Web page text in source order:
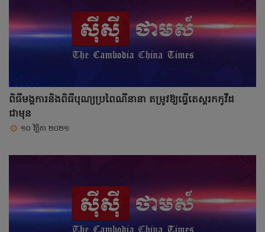
ពិធីមង្គការនិងពិធីបុណ្យប្រពៃណីនានា តម្រូវឱ្យធ្វើតេស្តរកកូវីដ
ជាមុន
១០ វិច្ឆិកា ២០២១